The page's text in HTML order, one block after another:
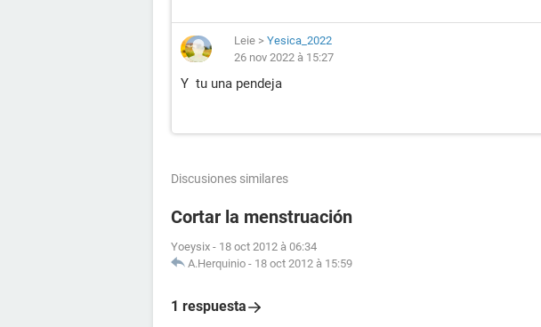
Leie > Yesica_2022
26 nov 2022 à 15:27
Y tu una pendeja
Discusiones similares
Cortar la menstruación
Yoeysix - 18 oct 2012 à 06:34
A.Herquinio - 18 oct 2012 à 15:59
1 respuesta